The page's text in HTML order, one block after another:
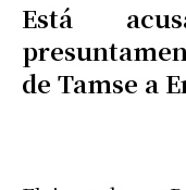
Está
de Tamse a